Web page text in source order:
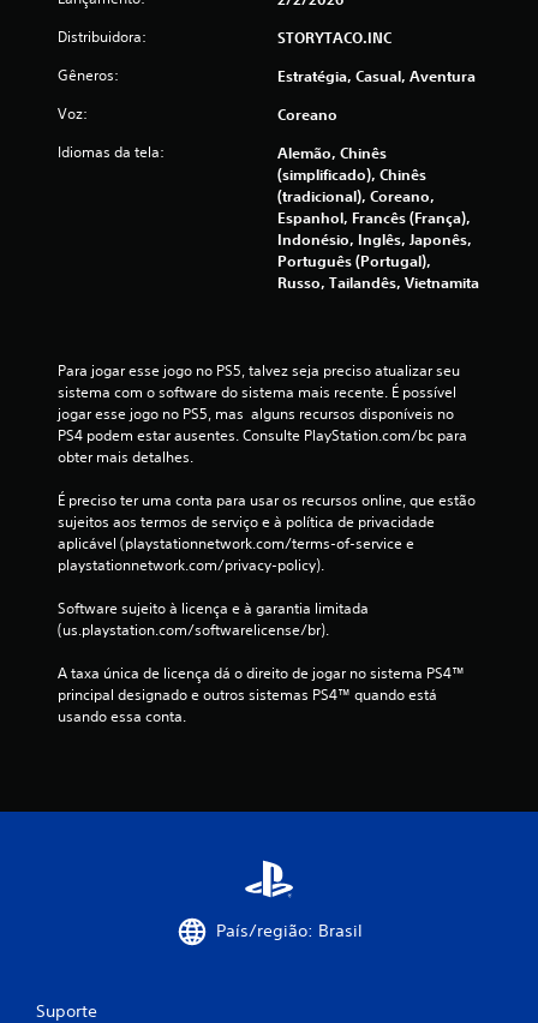
Distribuidora: STORYTACO.INC
Gêneros: Estratégia, Casual, Aventura
Voz: Coreano
Idiomas da tela:
Alemão, Chinês
(simplificado), Chinês
(tradicional), Coreano,
Espanhol, Francês (França),
Indonésio, Inglês, Japonês,
Português (Portugal),
Russo, Tailandês, Vietnamita
Para jogar esse jogo no PS5, talvez seja preciso atualizar seu
sistema com o software do sistema mais recente. É possível
jogar esse jogo no PS5, mas  alguns recursos disponíveis no
PS4 podem estar ausentes. Consulte PlayStation.com/bc para
obter mais detalhes.
É preciso ter uma conta para usar os recursos online, que estão
sujeitos aos termos de serviço e à política de privacidade
aplicável (playstationnetwork.com/terms-of-service e
playstationnetwork.com/privacy-policy).
Software sujeito à licença e à garantia limitada
(us.playstation.com/softwarelicense/br).
A taxa única de licença dá o direito de jogar no sistema PS4™
principal designado e outros sistemas PS4™ quando está
usando essa conta.
País/região: Brasil
Suporte